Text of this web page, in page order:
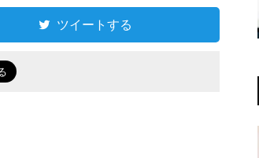
ツイートする